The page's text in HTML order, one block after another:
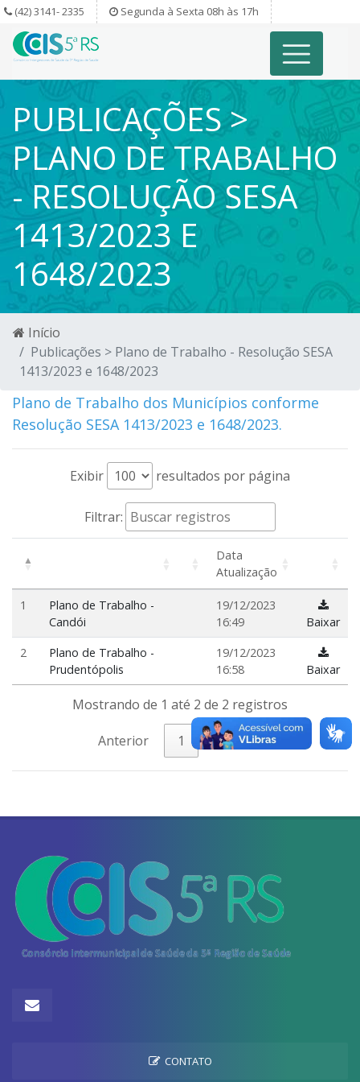
(42) 3141- 2335 Segunda à Sexta 08h às 17h
PUBLICAÇÕES >
PLANO DE TRABALHO
- RESOLUÇÃO SESA
1413/2023 E
1648/2023
Início
Publicações > Plano de Trabalho - Resolução SESA
1413/2023 e 1648/2023
Plano de Trabalho dos Municípios conforme
Resolução SESA 1413/2023 e 1648/2023.
Exibir resultados por página
Filtrar:
Data
Atualização
1
Plano de Trabalho -
Candói
19/12/2023
16:49
Baixar
2
Plano de Trabalho -
Prudentópolis
19/12/2023
16:58
Baixar
Mostrando de 1 até 2 de 2 registros
Anterior 1 Próximo
CONTATO